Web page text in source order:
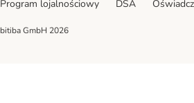
Program lojalnościowy
DSA
bitiba GmbH 2026